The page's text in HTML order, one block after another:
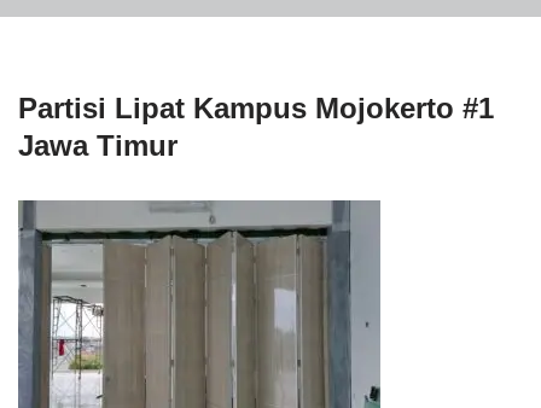
Partisi Lipat Kampus Mojokerto #1
Jawa Timur